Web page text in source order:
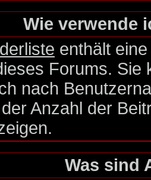
Wie verwende
enthält
Forums. Sie
nach
Anzahl der
Was sind